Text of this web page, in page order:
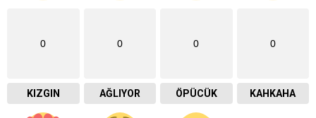
0
KIZGIN
0
AĞLIYOR
0
ÖPÜCÜK
0
KAHKAHA